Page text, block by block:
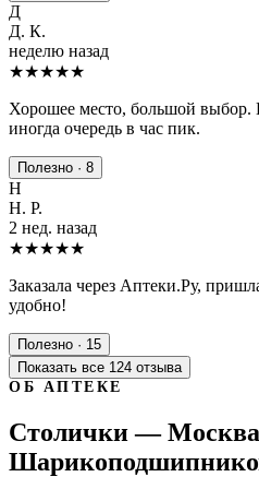
Д
Д. К.
неделю назад
★★★★★
Хорошее место, большой
иногда очередь в час пик.
Полезно · 8
Н
Н. Р.
2 нед. назад
★★★★★
Заказала через Аптеки.Ру,
удобно!
Полезно · 15
Показать все 124 отзыва
ОБ АПТЕКЕ
Столички —